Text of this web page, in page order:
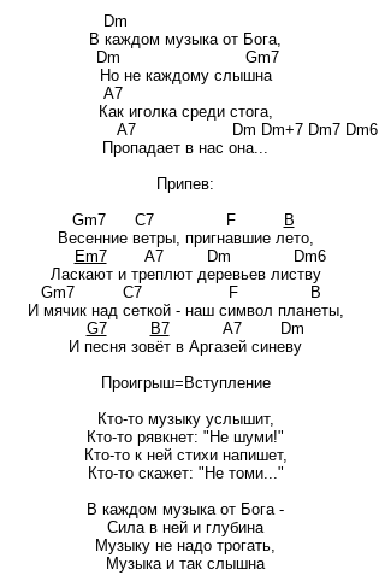
Dm
В каждом музыка от Бога,
Dm Gm7
Но не каждому слышна
A7
Как иголка среди стога,
A7 Dm Dm+7 Dm7 Dm6
Пропадает в нас она...
Припев:
Gm7 C7 F B
Весенние ветры, пригнавшие лето,
Em7A7 Dm Dm6
Ласкают и треплют деревьев листву
Gm7 C7 F B
И мячик над сеткой - наш символ планеты,
G7
B7A7 Dm
И песня зовёт в Аргазей синеву
Проигрыш=Вступление
Кто-то музыку услышит,
Кто-то рявкнет: "Не шуми!"
Кто-то к ней стихи напишет,
Кто-то скажет: "Не томи..."
В каждом музыка от Бога -
Сила в ней и глубина
Музыку не надо трогать,
Музыка и так слышна